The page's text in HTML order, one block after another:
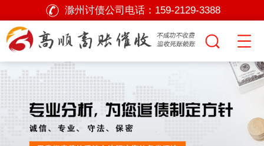
滁州讨债公司电话： 159-2129-3388